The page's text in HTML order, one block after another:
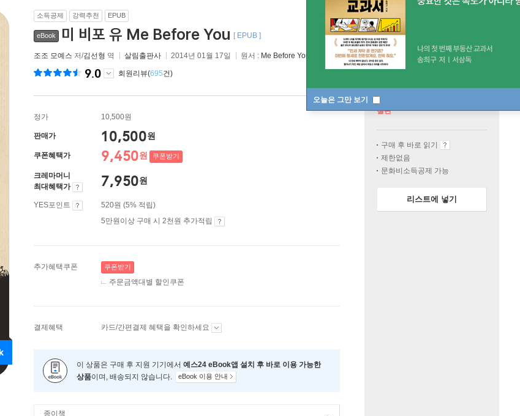
오늘은 그만 보기
소득공제 강력추천 EPUB
eBook 미 비포 유 Me Before You [ EPUB ]
조조 모예스 저/김선형 역 살림출판사 2014년 01월 17일 원서 : Me Before You
9.0 회원리뷰(695건)
정가 10,500원
판매가 10,500원
쿠폰혜택가 9,450원 쿠폰받기
크레마머니
최대혜택가
7,950원
YES포인트
520원 (5% 적립)
5만원이상 구매 시 2천원 추가적립
추가혜택쿠폰 쿠폰받기
주문금액대별 할인쿠폰
결제혜택 카드/간편결제 혜택을 확인하세요
이 상품은 구매 후 지원 기기에서 예스24 eBook앱 설치 후 바로 이용 가능한
상품이며, 배송되지 않습니다. eBook 이용 안내
종이책
절판
구매 후 바로 읽기
제한없음
문화비소득공제 가능
리스트에 넣기